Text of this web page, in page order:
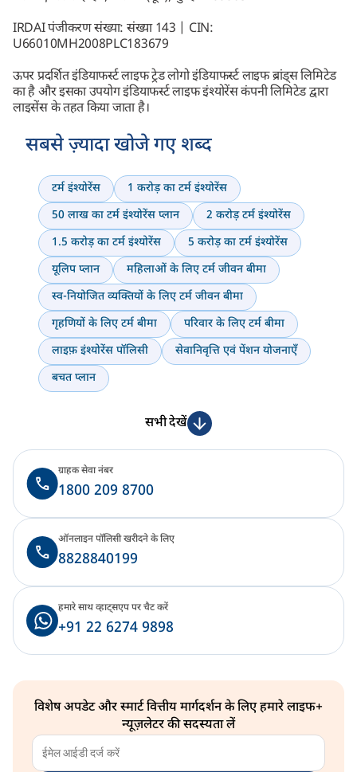
IRDAI पंजीकरण संख्या: संख्या 143 | CIN:
U66010MH2008PLC183679
ऊपर प्रदर्शित इंडियाफर्स्ट लाइफ ट्रेड लोगो इंडियाफर्स्ट लाइफ ब्रांड्स लिमिटेड
का है और इसका उपयोग इंडियाफर्स्ट लाइफ इंश्योरेंस कंपनी लिमिटेड द्वारा
लाइसेंस के तहत किया जाता है।
सबसे ज़्यादा खोजे गए शब्द
टर्म इंश्योरेंस
1 करोड़ का टर्म इंश्योरेंस
50 लाख का टर्म इंश्योरेंस प्लान
2 करोड़ टर्म इंश्योरेंस
1.5 करोड़ का टर्म इंश्योरेंस
5 करोड़ का टर्म इंश्योरेंस
यूलिप प्लान
महिलाओं के लिए टर्म जीवन बीमा
स्व-नियोजित व्यक्तियों के लिए टर्म जीवन बीमा
गृहणियों के लिए टर्म बीमा
परिवार के लिए टर्म बीमा
लाइफ़ इंश्योरेंस पॉलिसी
सेवानिवृत्ति एवं पेंशन योजनाएँ
बचत प्लान
सभी देखें
1800 209 8700
ग्राहक सेवा नंबर
8828840199
ऑनलाइन पॉलिसी खरीदने के लिए
+91 22 6274 9898
हमारे साथ व्हाट्सएप पर चैट करें
विशेष अपडेट और स्मार्ट वित्तीय मार्गदर्शन के लिए हमारे लाइफ+
न्यूज़लेटर की सदस्यता लें